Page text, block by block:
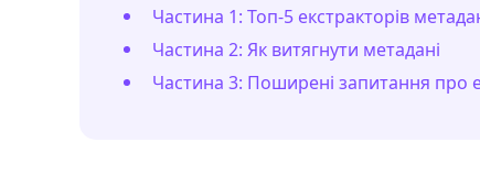
Частина 1: Топ-5 екстракторів
Частина 2: Як витягнути метадані
Частина 3: Поширені запитання про